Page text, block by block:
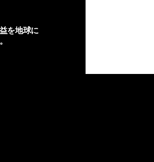
を地球に